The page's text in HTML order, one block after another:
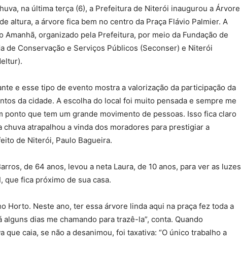
na última terça (6), a Prefeitura de Niterói inaugurou a Árvore
altura, a árvore fica bem no centro da Praça Flávio Palmier. A
Amanhã, organizado pela Prefeitura, por meio da Fundação de
de Conservação e Serviços Públicos (Seconser) e Niterói
e esse tipo de evento mostra a valorização da participação da
da cidade. A escolha do local foi muito pensada e sempre me
ponto que tem um grande movimento de pessoas. Isso fica claro
atrapalhou a vinda dos moradores para prestigiar a
de Niterói, Paulo Bagueira.
de 64 anos, levou a neta Laura, de 10 anos, para ver as luzes
que fica próximo de sua casa.
Horto. Neste ano, ter essa árvore linda aqui na praça fez toda a
dias me chamando para trazê-la”, conta. Quando
caia, se não a desanimou, foi taxativa: “O único trabalho a